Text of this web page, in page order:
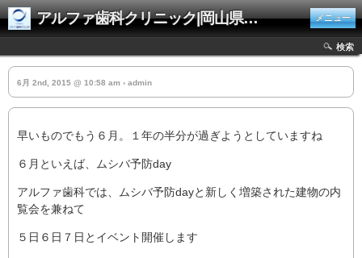
アルファ歯科クリニック|岡山県井原市 メニュー
検索
6月 2nd, 2015 @ 10:58 am › admin
早いものでもう６月。１年の半分が過ぎようとしていますね
６月といえば、ムシバ予防day
アルファ歯科では、ムシバ予防dayと新しく増築された建物の内
覧会を兼ねて
５日６日７日とイベント開催します